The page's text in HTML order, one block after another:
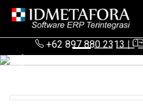
+62 897 880 2313|
Previous